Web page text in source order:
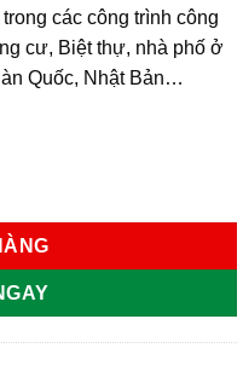
các công trình công
cư, Biệt thự, nhà phố ở
Quốc, Nhật Bản…
KD.MM1N số lượng